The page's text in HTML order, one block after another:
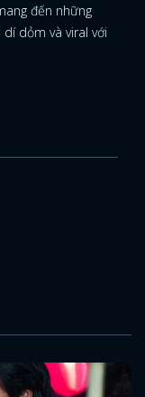
đến những
dỏm và viral với